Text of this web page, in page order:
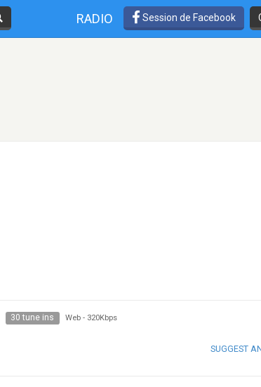
RADIO Session de Facebook
30 tune ins Web - 320Kbps
SUGGEST